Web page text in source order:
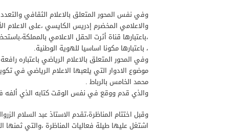
وفي نفس المحور المتعلق بالاعلام الثقافي والتعدد
والاعلامي المخضرم إدريس الكايسي ،على الاعلام
،باعتبارها قناة أثرت الحقل الاعلامي
، باعتبارها مكونا اساسيا للهوية الوطنية.
وفي المحور المتعلق بالاعلام الرياضي باعتباره
موضوع الادوار التي يلعبها الاعلام الرياضي في
محمد الخامس بالرباط .
والذي قدم ووقع في نفس الوقت كتابه الذي ألفه
وقبل اختتام المناظرة،تقدم الاستاذ عبد السلام
اشتغل عليها طيلة فعاليات المناظرة ،والتي